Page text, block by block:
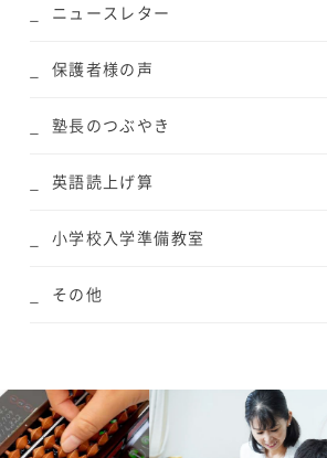
ニュースレター
保護者様の声
塾長のつぶやき
英語読上げ算
小学校入学準備教室
その他